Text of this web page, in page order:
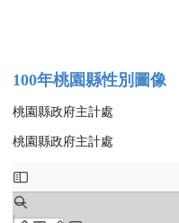
100年桃園縣性別圖像
桃園縣政府主計處
桃園縣政府主計處